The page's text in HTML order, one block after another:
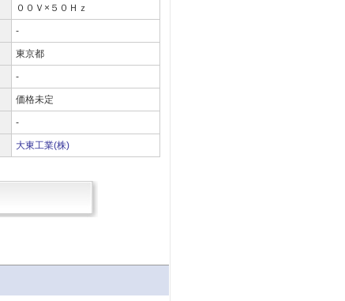
００Ｖ×５０Ｈｚ
-
東京都
-
価格未定
-
大東工業(株)